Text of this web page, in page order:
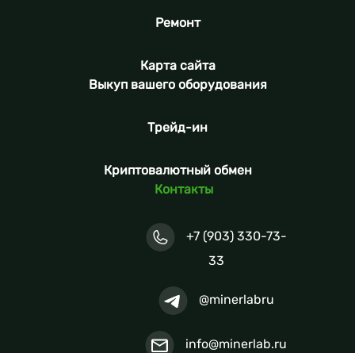
Ремонт
Карта сайта
Выкуп вашего оборудования
Трейд-ин
Криптовалютный обмен
Контакты
+7 (903) 330-73-
33
@minerlabru
info@minerlab.ru